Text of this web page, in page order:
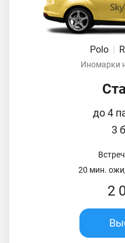
Polo |
Иномарки
до 4
3
20 мин.
2